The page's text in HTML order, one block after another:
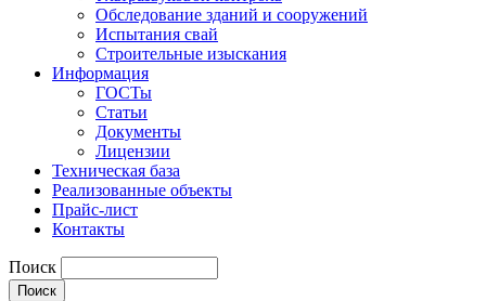
Обследование зданий и сооружений
Испытания свай
Строительные изыскания
Информация
ГОСТы
Статьи
Документы
Лицензии
Техническая база
Реализованные объекты
Прайс-лист
Контакты
Поиск